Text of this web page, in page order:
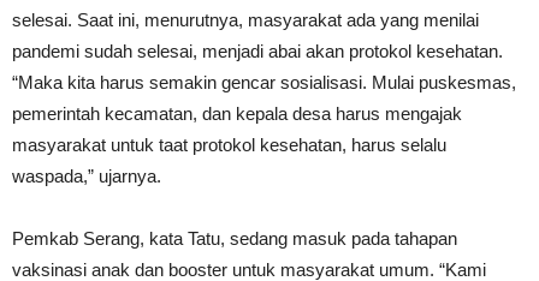
selesai. Saat ini, menurutnya, masyarakat ada yang menilai
pandemi sudah selesai, menjadi abai akan protokol kesehatan.
“Maka kita harus semakin gencar sosialisasi. Mulai puskesmas,
pemerintah kecamatan, dan kepala desa harus mengajak
masyarakat untuk taat protokol kesehatan, harus selalu
waspada,” ujarnya.
Pemkab Serang, kata Tatu, sedang masuk pada tahapan
vaksinasi anak dan booster untuk masyarakat umum. “Kami